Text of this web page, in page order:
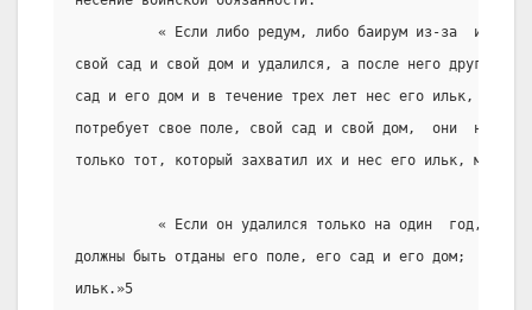
« Если либо редум, либо баирум из-за  илька3
свой сад и свой дом и удалился, а после него другой
сад и его дом и в течение трех лет нес его ильк,  то
потребует свое поле, свой сад и свой дом,  они  не
только тот, который захватил их и нес его ильк, может
« Если он удалился только на один  год,
должны быть отданы его поле, его сад и его дом;
ильк.»5